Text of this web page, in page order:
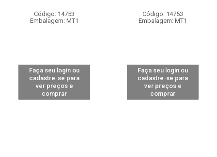
Código: 14753
Embalagem: MT1
Faça seu login ou
cadastre-se para
ver preços e
comprar
Código: 14753
Embalagem: MT1
Faça seu login ou
cadastre-se para
ver preços e
comprar